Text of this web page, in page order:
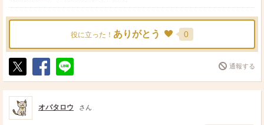
役に立った！ ありがとう 0
ポ
ス
ト
シ
ェ
送
る
通報する
オバタロウ さん